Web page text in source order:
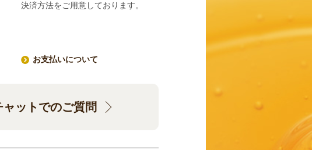
決済方法をご用意しております。
お支払いについて
ャットでのご質問